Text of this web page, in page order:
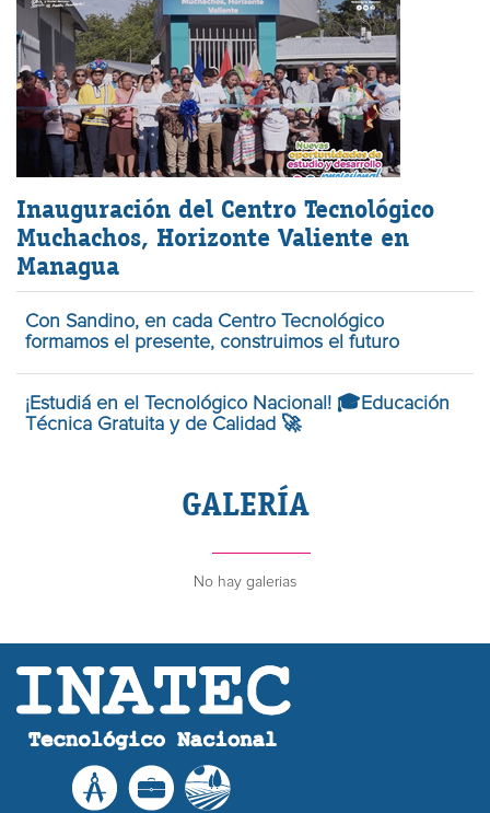
Inauguración del Centro Tecnológico
Muchachos, Horizonte Valiente en
Managua
Con Sandino, en cada Centro Tecnológico
formamos el presente, construimos el futuro
¡Estudiá en el Tecnológico Nacional! 🎓Educación
Técnica Gratuita y de Calidad 🚀
GALERÍA
No hay galerias